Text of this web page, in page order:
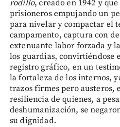
rodillo, creado en 1942 y
prisioneros empujando un
para nivelar y compactar el
campamento, captura con
extenuante labor forzada y
los guardias, convirtiéndose
registro gráfico, en un
la fortaleza de los internos,
trazos firmes pero
resiliencia de quienes, a
deshumanización, se
su dignidad.